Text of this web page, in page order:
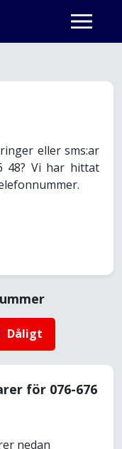
eller sms:ar
48? Vi har hittat
Dåligt
för 076-676
nedan